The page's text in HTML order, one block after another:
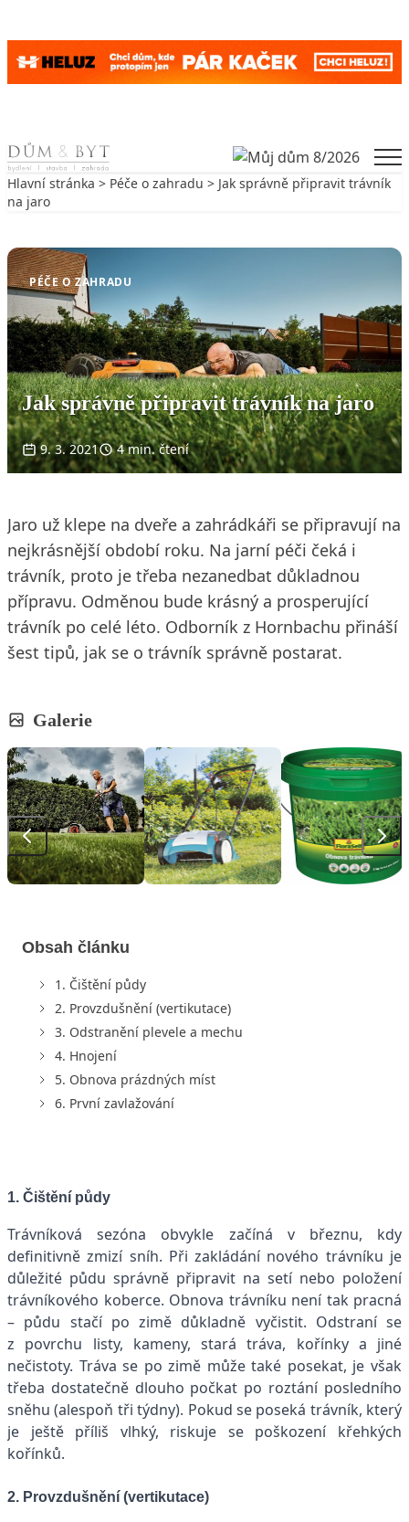
Skip to content
Hlavní stránka > Péče o zahradu > Jak správně připravit trávník
na jaro
PÉČE O ZAHRADU
Jak správně připravit trávník na jaro
9. 3. 2021 4 min. čtení
Jaro už klepe na dveře a zahrádkáři se připravují na
nejkrásnější období roku. Na jarní péči čeká i
trávník, proto je třeba nezanedbat důkladnou
přípravu. Odměnou bude krásný a prosperující
trávník po celé léto. Odborník z Hornbachu přináší
šest tipů, jak se o trávník správně postarat.
Galerie
Obsah článku
1. Čištění půdy
2. Provzdušnění (vertikutace)
3. Odstranění plevele a mechu
4. Hnojení
5. Obnova prázdných míst
6. První zavlažování
1. Čištění půdy
Trávníková sezóna obvykle začíná v březnu, kdy
definitivně zmizí sníh. Při zakládání nového trávníku je
důležité půdu správně připravit na setí nebo položení
trávníkového koberce. Obnova trávníku není tak pracná
– půdu stačí po zimě důkladně vyčistit. Odstraní se
z povrchu listy, kameny, stará tráva, kořínky a jiné
nečistoty. Tráva se po zimě může také posekat, je však
třeba dostatečně dlouho počkat po roztání posledního
sněhu (alespoň tři týdny). Pokud se poseká trávník, který
je ještě příliš vlhký, riskuje se poškození křehkých
kořínků.
2. Provzdušnění (vertikutace)